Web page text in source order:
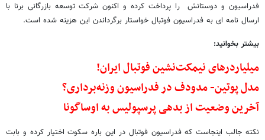
فدراسیون و دوستانش را پرداخت کرده و اکنون شرکت توسعه بازرگانی برنا با
ارسال نامه ای به فدراسیون فوتبال خواستار برگرداندن این هزینه شده است.
بیشتر بخوانید:
میلیاردرهای نیمکت‌نشین فوتبال ایران!
مدل پوتین- مدودف در فدراسیون وزنه‌برداری؟
آخرین وضعیت از بدهی پرسپولیس به اوساگونا
نکته جالب اینجاست که فدراسیون فوتبال در این باره سکوت اختیار کرده و بابت